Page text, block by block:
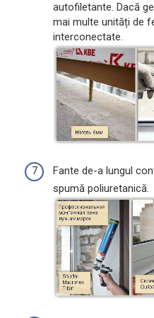
autofiletante. Dacă
mai multe unități de
interconectate.
Fante de-a lungul
spumă poliuretanică.